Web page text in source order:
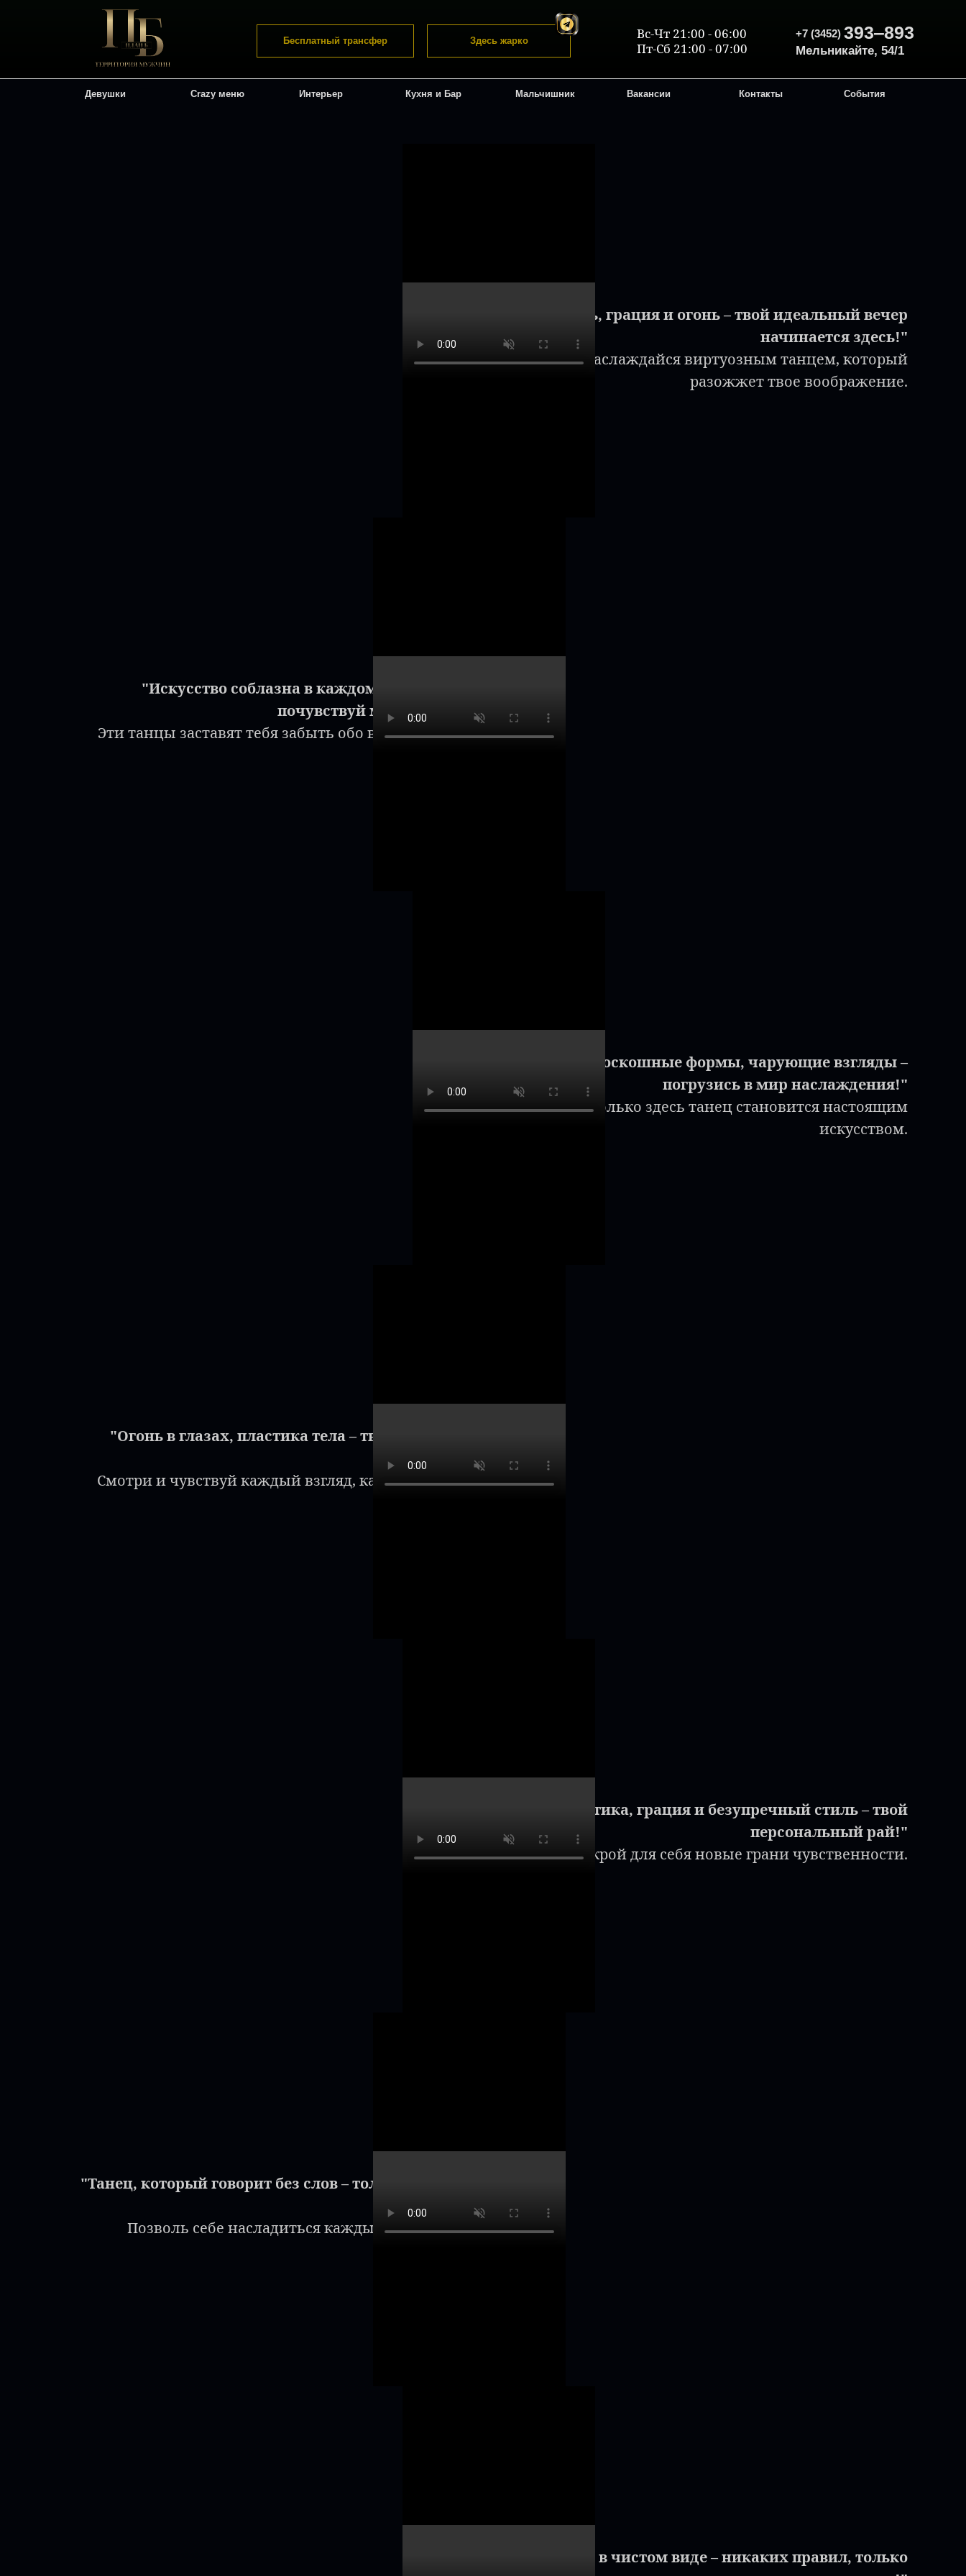
Бесплатный трансфер
+7 (3452)
Мельникайте, 54/1
Crazy меню
Девушки Интерьер Кухня и Бар
Здесь жарко
Вс-Чт 21:00 - 06:00
Пт-Сб 21:00 - 07:00
393‒893
Мальчишник Вакансии События
Контакты
"Страсть, грация и огонь – твой идеальный вечер
начинается здесь!"
Наслаждайся виртуозным танцем, который
разожжет твое воображение.
"Искусство соблазна в каждом движении –
почувствуй магию тела!"
Эти танцы заставят тебя забыть обо всем на свете.
"Роскошные формы, чарующие взгляды –
погрузись в мир наслаждения!"
Только здесь танец становится настоящим
искусством.
"Огонь в глазах, пластика тела – твоя фантазия
оживает!"
Смотри и чувствуй каждый взгляд, каждый жест…
"Эротика, грация и безупречный стиль – твой
персональный рай!"
Открой для себя новые грани чувственности.
"Танец, который говорит без слов – только страсть,
только ты!"
Позволь себе насладиться каждым моментом.
"Соблазн в чистом виде – никаких правил, только